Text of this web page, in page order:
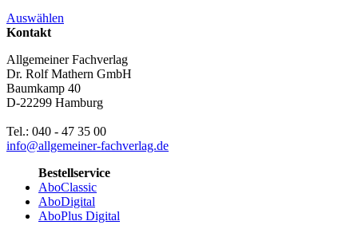
Auswählen
Kontakt
Allgemeiner Fachverlag
Dr. Rolf Mathern GmbH
Baumkamp 40
D-22299 Hamburg
Tel.: 040 - 47 35 00
info@allgemeiner-fachverlag.de
Bestellservice
AboClassic
AboDigital
AboPlus Digital